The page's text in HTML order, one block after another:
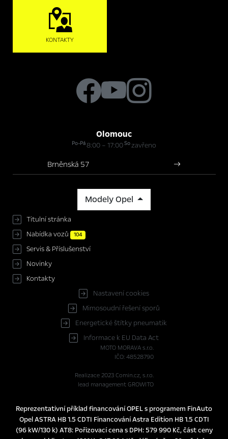
KONTAKTY
Olomouc
Po-Pá8:00 – 17:00Sozavřeno
Brněnská 57
Modely Opel
Titulní stránka
Nabídka vozů
104
Servis & Příslušenství
Novinky
Kontakty
Nastavení cookies
Mimosoudní řešení sporů
Energetické štítky pneumatik
Informace k EU Data Act
MOTO MORAVA s.r.o.
IČO: 48528790
Realizace 2023 Comin.cz, s.r.o.
lead management GROWITO
Reprezentativní příklad financování OPEL s programem FinAuto
Opel ASTRA HB 1.5 CDTI Financování Astra Edition HB 1.5 CDTI
(96 kW/130 k) AT8: Pořizovací cena s DPH: 579 990 Kč, část ceny